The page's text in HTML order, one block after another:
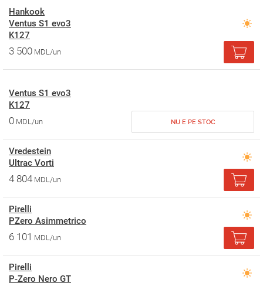
Hankook
Ventus S1 evo3
K127
3 500 MDL/un
Ventus S1 evo3
K127
0 MDL/un NU E PE STOC
Vredestein
Ultrac Vorti
4 804 MDL/un
Pirelli
PZero Asimmetrico
6 101 MDL/un
Pirelli
P-Zero Nero GT